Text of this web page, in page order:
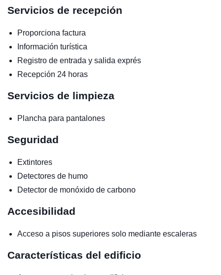
Servicios de recepción
Proporciona factura
Información turística
Registro de entrada y salida exprés
Recepción 24 horas
Servicios de limpieza
Plancha para pantalones
Seguridad
Extintores
Detectores de humo
Detector de monóxido de carbono
Accesibilidad
Acceso a pisos superiores solo mediante escaleras
Características del edificio